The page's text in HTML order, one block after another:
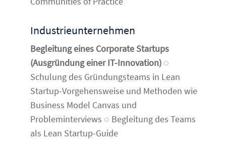
Industrieunternehmen
Begleitung eines Corporate Startups
(Ausgründung einer IT-Innovation)◌
Schulung des Gründungsteams in Lean
Startup-Vorgehensweise und Methoden wie
Business Model Canvas und
Probleminterviews ◌ Begleitung des Teams
als Lean Startup-Guide